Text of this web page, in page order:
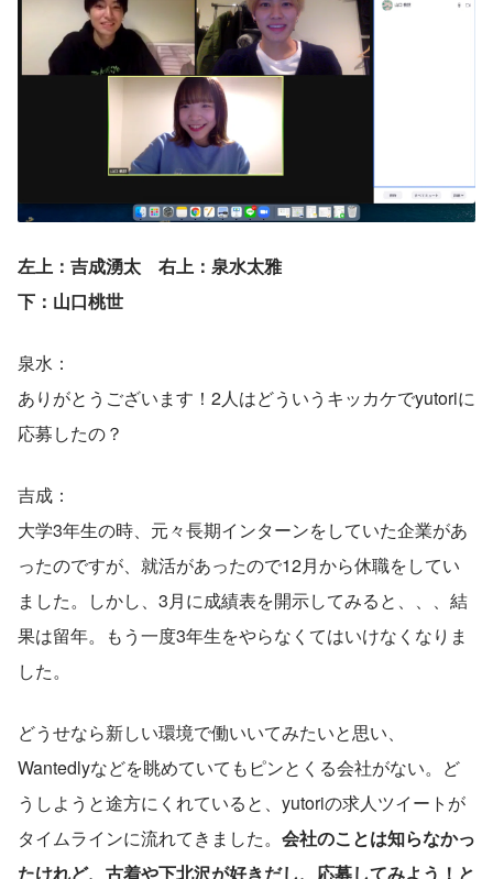
左上：吉成湧太　右上：泉水太雅
下：山口桃世
泉水：
ありがとうございます！2人はどういうキッカケでyutoriに
応募したの？
吉成：
大学3年生の時、元々長期インターンをしていた企業があ
ったのですが、就活があったので12月から休職をしてい
ました。しかし、3月に成績表を開示してみると、、、結
果は留年。もう一度3年生をやらなくてはいけなくなりま
した。
どうせなら新しい環境で働いいてみたいと思い、
Wantedlyなどを眺めていてもピンとくる会社がない。ど
うしようと途方にくれていると、yutoriの求人ツイートが
タイムラインに流れてきました。 会社のことは知らなかっ
たけれど、古着や下北沢が好きだし、応募してみよう！と